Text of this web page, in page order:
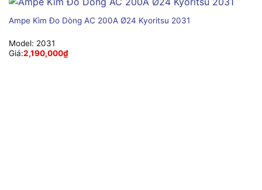
Ampe Kìm Đo Dòng AC 200A Ø24 Kyoritsu 2031
Model: 2031
Giá:2,190,000₫